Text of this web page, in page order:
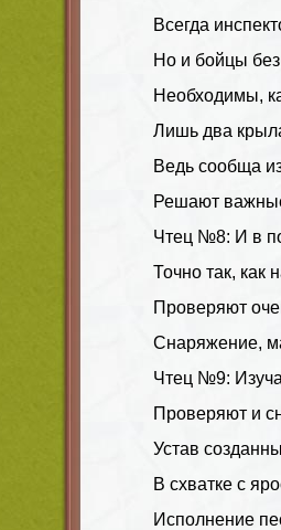
Всегда
Но и бойцы
Необходимы,
Лишь два
Ведь сообща
Решают
Чтец №8: И в
Точно так, как
Проверяют
Снаряжение,
Чтец №9:
Проверяют и
Устав
В схватке с
Исполнение